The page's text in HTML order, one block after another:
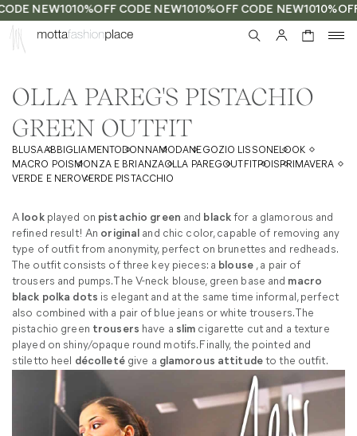
NEW1010%OFF CODE NEW1010%OFF CODE NEW10
OLLA PAREG'S PISTACHIO
GREEN OUTFIT
BLUSAABBIGLIAMENTO DONNAMODANEGOZIO LISSONELOOK
MACRO POIS MONZA E BRIANZAOLLA PAREGOUTFIT POIS PRIMAVERA
VERDE E NEROVERDE PISTACCHIO
A lookplayed on pistachio green and black for a glamorous and
refined result! An original and chic color, capable of removing any
type of outfit from anonymity, perfect on brunettes and redheads.
The outfit consists of three key pieces: a blouse, a pair of
trousers and pumps. The V-neck blouse, green base and macro
black polka dots is elegant and at the same time informal, perfect
also combined with a pair of blue jeans or white trousers. The
pistachio green trousers have a slim cigarette cut and a texture
played on shiny/opaque round motifs. Finally, the pointed and
stiletto heel décolletégive a glamorous attitudeto the outfit.